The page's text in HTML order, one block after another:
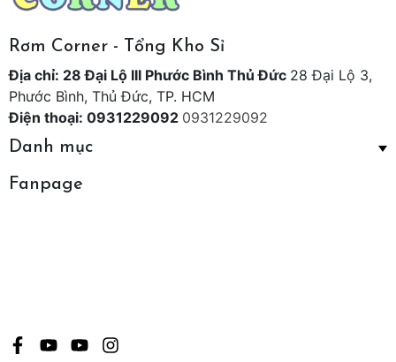
Rơm Corner - Tổng Kho Sỉ
Địa chỉ: 28 Đại Lộ III Phước Bình Thủ Đức 28 Đại Lộ 3,
Phước Bình, Thủ Đức, TP. HCM
Điện thoại: 0931229092 0931229092
Danh mục
Fanpage